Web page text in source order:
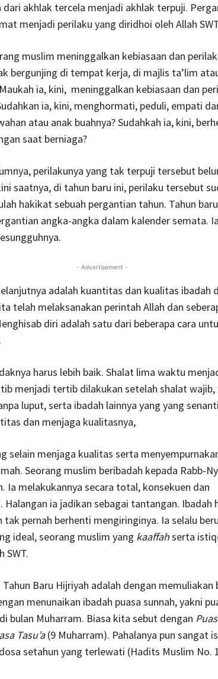
dari akhlak tercela menjadi akhlak terpuji.
menjadi perilaku yang diridhoi oleh Allah
muslim meninggalkan kebiasaan dan
bergunjing di tempat kerja, di majlis ta’lim
ia, kini, meninggalkan kebiasaan dan
ia, kini, menghormati, peduli, empati
atau anak buahnya? Sudahkah ia, kini,
saat berniaga?
perilakunya yang tak terpuji tersebut
saatnya, di tahun baru ini, perilaku tersebut
hakikat sebuah pergantian tahun. Tahun
angka-angka dalam kalender semata.
- Advertisement -
adalah kuantitas dan kualitas ibadah
telah melaksanakan perintah Allah dan
diri adalah satu dari beberapa cara
harus lebih baik. Shalat lima waktu
menjadi tertib dilakukan setelah shalat wajib,
luput, serta ibadah lainnya yang yang
dan menjaga kualitasnya,
selain menjaga kualitas serta
Seorang muslim beribadah kepada Rabb-
Ia melakukannya secara total, konsekuen dan
Halangan ia jadikan sebagai tantangan. Ibadah
tak pernah berhenti mengiringinya. Ia selalu
ideal, seorang muslim yang kaaffahserta
SWT.
Baru Hijriyah adalah dengan memuliakan
menunaikan ibadah puasa sunnah, yakni
bulan Muharram. Biasa kita sebut dengan
Tasu’a(9 Muharram). Pahalanya pun sangat
setahun yang terlewati (Hadits Muslim No.